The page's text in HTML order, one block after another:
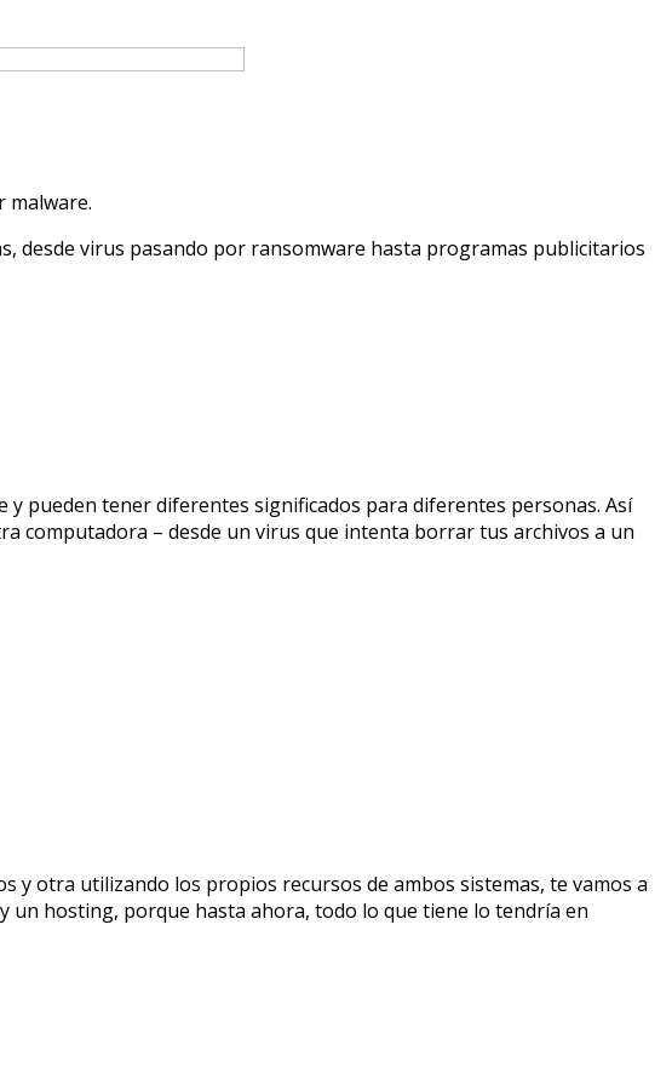
malware.
desde virus pasando por ransomware hasta programas publicitarios
pueden tener diferentes significados para diferentes personas. Así
computadora – desde un virus que intenta borrar tus archivos a un
y otra utilizando los propios recursos de ambos sistemas, te vamos a
un hosting, porque hasta ahora, todo lo que tiene lo tendría en